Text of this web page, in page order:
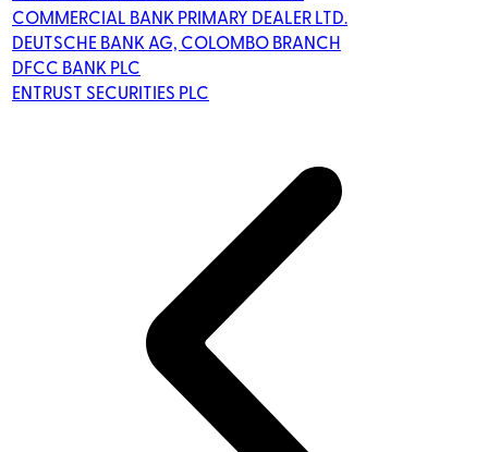
COMMERCIAL BANK PRIMARY DEALER LTD.
DEUTSCHE BANK AG, COLOMBO BRANCH
DFCC BANK PLC
ENTRUST SECURITIES PLC